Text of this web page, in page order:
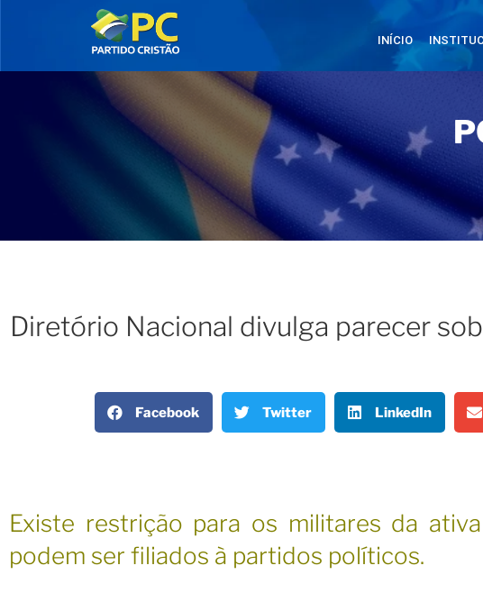
INÍCIO
Diretório Nacional divulga parecer
Facebook Twitter LinkedIn
Existe restrição para os militares da
podem ser filiados à partidos políticos.